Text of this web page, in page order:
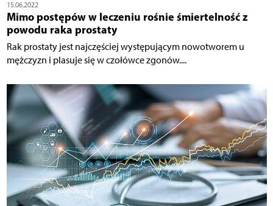
15.06.2022
Mimo postępów w leczeniu rośnie śmiertelność z
powodu raka prostaty
Rak prostaty jest najczęściej występującym nowotworem u
mężczyzn i plasuje się w czołówce zgonów....